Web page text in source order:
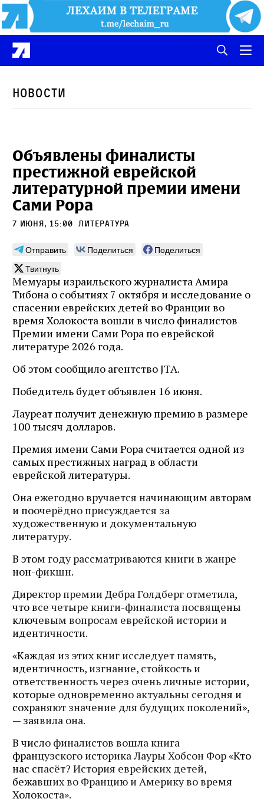
Новости
Объявлены финалисты
престижной еврейской
литературной премии имени
Сами Рора
7 июня, 15:00 литература
Отправить Поделиться
Поделиться
Твитнуть
Мемуары израильского журналиста Амира
Тибона о событиях 7 октября и исследование о
спасении еврейских детей во Франции во
время Холокоста вошли в число финалистов
Премии имени Сами Рора по еврейской
литературе 2026 года.
Об этом сообщило агентство JTA.
Победитель будет объявлен 16 июня.
Лауреат получит денежную премию в размере
100 тысяч долларов.
Премия имени Сами Рора считается одной из
самых престижных наград в области
еврейской литературы.
Она ежегодно вручается начинающим авторам
и поочерёдно присуждается за
художественную и документальную
литературу.
В этом году рассматриваются книги в жанре
нон-фикшн.
Директор премии Дебра Голдберг отметила,
что все четыре книги-финалиста посвящены
ключевым вопросам еврейской истории и
идентичности.
«Каждая из этих книг исследует память,
идентичность, изгнание, стойкость и
ответственность через очень личные истории,
которые одновременно актуальны сегодня и
сохраняют значение для будущих поколений»,
— заявила она.
В число финалистов вошла книга
французского историка Лауры Хобсон Фор «Кто
нас спасёт? История еврейских детей,
бежавших во Францию и Америку во время
Холокоста».